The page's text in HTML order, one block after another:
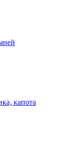
капота